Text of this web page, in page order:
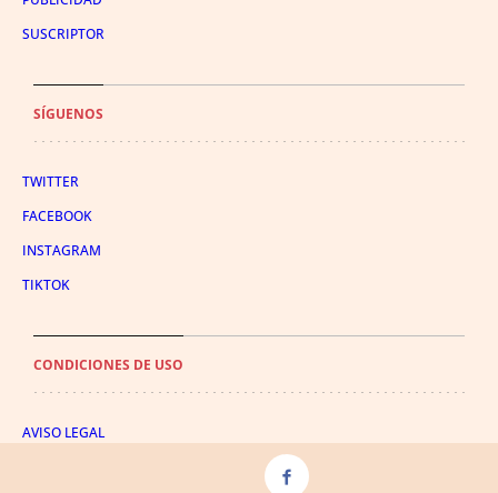
SUSCRIPTOR
SÍGUENOS
TWITTER
FACEBOOK
INSTAGRAM
TIKTOK
CONDICIONES DE USO
AVISO LEGAL